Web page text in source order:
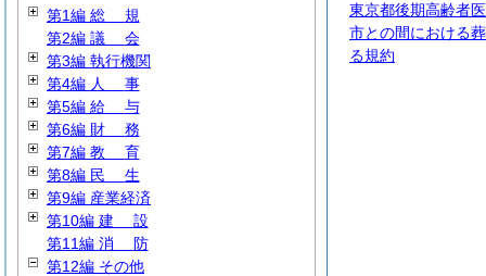
東京都後期高齢者
市との間における
る規約
第1編 総 規
第2編 議 会
第3編 執行機関
第4編 人 事
第5編 給 与
第6編 財 務
第7編 教 育
第8編 民 生
第9編 産業経済
第10編 建 設
第11編 消 防
第12編 その他